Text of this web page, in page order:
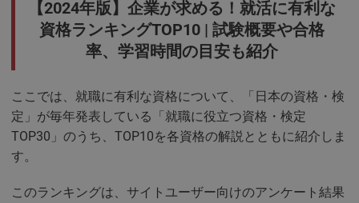
【2024年版】企業が求める！就活に有利な
資格ランキングTOP10 | 試験概要や合格
率、学習時間の目安も紹介
ここでは、就職に有利な資格について、「日本の資格・検
定」が毎年発表している「就職に役立つ資格・検定
TOP30」のうち、TOP10を各資格の解説とともに紹介しま
す。
このランキングは、サイトユーザー向けのアンケート結果